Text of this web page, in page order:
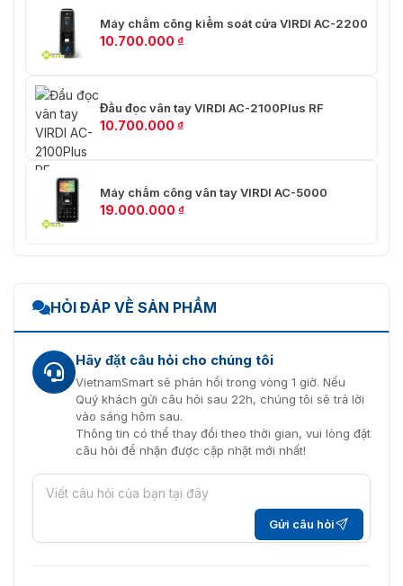
Kết nối máy chấm công Virdi AC-6000 đơn giản
VietnamSmart – địa chỉ mua máy chấm
công AC6000 uy tín
Mua máy chấm côngở VietnamSmart đảm bảo sự yên
tâm và tin tưởng tuyệt đối về chất lượng về sản phẩm.
Chúng tôi tự hào là đơn vị tiên phong trong lĩnh vực
cung cấp các thiết bị an ninh, sản phẩm công nghệ.
Hãy liên hệ với chúng tôi để nhận tư vấn miễn phí về
máy chấm công VIRDI AC-6000
Hỗ trợ kỹ thuật: 093.6363.595
Địa chỉ HN: số 4, ngõ 173 Trung Kính, Yên Hòa, Cầu
Giấy, Hà Nội
Địa chỉ HCM: 26/2 Đường 702 Hồng Bàng – P1 – Quận
11- TP HCM
Máy chấm công kiểm soát cửa VIRDI AC-2200
10.700.000 ₫
Đầu đọc vân tay VIRDI AC-2100Plus RF
10.700.000 ₫
Máy chấm công vân tay VIRDI AC-5000
19.000.000 ₫
HỎI ĐÁP VỀ SẢN PHẨM
Hãy đặt câu hỏi cho chúng tôi
VietnamSmart sẽ phản hồi trong vòng 1 giờ. Nếu
Quý khách gửi câu hỏi sau 22h, chúng tôi sẽ trả lời
vào sáng hôm sau.
Thông tin có thể thay đổi theo thời gian, vui lòng đặt
câu hỏi để nhận được cập nhật mới nhất!
Gửi câu hỏi